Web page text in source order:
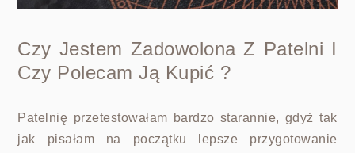
Czy Jestem Zadowolona Z Patelni I
Czy Polecam Ją Kupić ?
Patelnię przetestowałam bardzo starannie, gdyż tak
jak pisałam na początku lepsze przygotowanie